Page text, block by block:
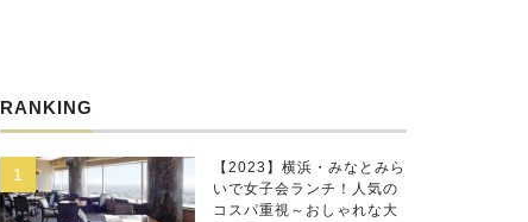
RANKING
【2023】横浜・みなとみら
いで女子会ランチ！人気の
コスパ重視～おしゃれな大